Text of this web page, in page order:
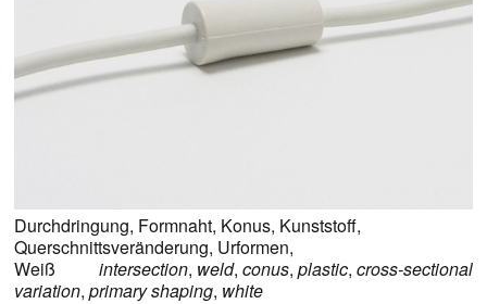
Durchdringung, Formnaht, Konus, Kunststoff,
Querschnittsveränderung, Urformen,
Weiß
intersection, weld, conus, plastic, cross-sectional
variation, primary shaping, white